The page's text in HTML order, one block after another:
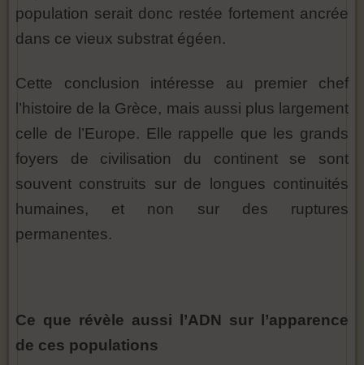
population serait donc restée fortement ancrée
dans ce vieux substrat égéen.
Cette conclusion intéresse au premier chef
l’histoire de la Grèce, mais aussi plus largement
celle de l’Europe. Elle rappelle que les grands
foyers de civilisation du continent se sont
souvent construits sur de longues continuités
humaines, et non sur des ruptures
permanentes.
Ce que révèle aussi l’ADN sur l’apparence
de ces populations